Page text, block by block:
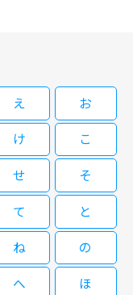
え
お
け
こ
せ
そ
て
と
ね
の
へ
ほ